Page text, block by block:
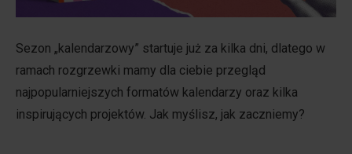
Sezon „kalendarzowy” startuje już za kilka dni, dlatego w
ramach rozgrzewki mamy dla ciebie przegląd
najpopularniejszych formatów kalendarzy oraz kilka
inspirujących projektów. Jak myślisz, jak zaczniemy?